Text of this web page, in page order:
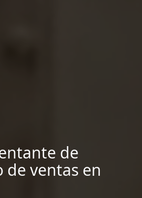
de
de ventas en